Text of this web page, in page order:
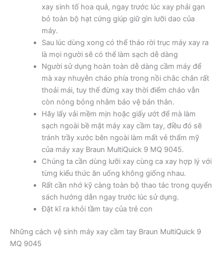
xay sinh tố hoa quả, ngay trước lúc xay phải gạn
bỏ toàn bộ hạt cứng giúp giữ gìn lưỡi dao của
máy.
Sau lúc dùng xong có thể tháo rời trục máy xay ra
là mọi người sẽ có thể làm sạch dễ dàng
Người sử dụng hoàn toàn dễ dàng cầm máy để
mà xay nhuyễn cháo phía trong nồi chắc chắn rất
thoải mái, tuy thế đừng xay thời điểm cháo vẫn
còn nóng bỏng nhằm bảo vệ bản thân.
Hãy lấy vải mềm mịn hoặc giấy ướt để mà làm
sạch ngoài bề mặt máy xay cầm tay, điều đó sẽ
tránh trầy xước bên ngoài làm mất vẻ thẩm mỹ
của máy xay Braun MultiQuick 9 MQ 9045.
Chúng ta cần dùng lưỡi xay cùng ca xay hợp lý với
từng kiểu thức ăn uống không giống nhau.
Rất cần nhớ kỹ càng toàn bộ thao tác trong quyển
sách hướng dẫn ngay trước lúc sử dụng.
Đặt kĩ ra khỏi tầm tay của trẻ con
Những cách vệ sinh máy xay cầm tay Braun MultiQuick 9
MQ 9045